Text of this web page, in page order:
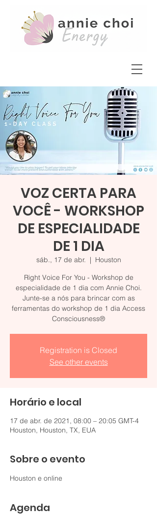
VOZ CERTA PARA
VOCÊ - WORKSHOP
DE ESPECIALIDADE
DE 1 DIA
sáb., 17 de abr.
  |
Houston
Right Voice For You - Workshop de
especialidade de 1 dia com Annie Choi.
Junte-se a nós para brincar com as
ferramentas do workshop de 1 dia Access
Consciousness®
Registration is Closed
See other events
Horário e local
17 de abr. de 2021, 08:00 – 20:05 GMT-4
Houston, Houston, TX, EUA
Sobre o evento
Houston e online
Agenda